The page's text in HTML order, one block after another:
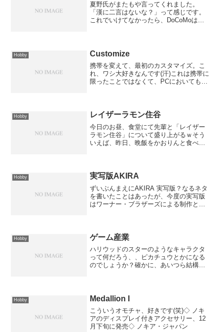
夏野氏がまたもや言ってくれました。
「漢に二言はないな？」って感じです。
これでいけてなかったら、DoCoMoは解
Hobby Customize
携帯を変えて、最初のカスタマイズ。こ
れ、ワシ大好きなんです(汗)これは携帯に
限ったことではなくて、PCにおいてもそ
も好きです(´▽...
Hobby レイザーラモン住谷
今日のお昼、食堂にて先輩と「レイザー
ラモン住谷」について盛り上がるｗそう
いえば、昨日、晩飯をかおりんと食べて
しく、ブレイクが期待され...
Hobby 実写版AKIRA
ずいぶんまえにAKIRA 実写版？なるネタ
を書いたことはあったが、今度の実写版
はワーナー・ブラザーズによる制作とな
を描く - G...
Hobby ゲーム産業
ハリウッドのスターのようなキャラクタ
って何だろう、、ピカチュウとかになる
のでしょうか？確かに、あいつら結構稼
Hobby Medallion I
こういうオモチャ、好きです(笑)◇ ノキ
アのディスプレイ付きアクセサリー、12
月下旬に発売◇ ノキア・ジャパン